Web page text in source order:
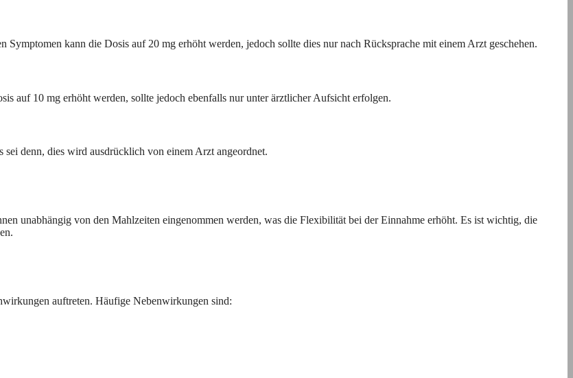
kann die Dosis auf 20 mg erhöht werden, jedoch sollte dies nur nach Rücksprache mit einem Arzt geschehen.
auf 10 mg erhöht werden, sollte jedoch ebenfalls nur unter ärztlicher Aufsicht erfolgen.
denn, dies wird ausdrücklich von einem Arzt angeordnet.
unabhängig von den Mahlzeiten eingenommen werden, was die Flexibilität bei der Einnahme erhöht. Es ist wichtig, die
auftreten. Häufige Nebenwirkungen sind: